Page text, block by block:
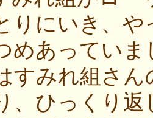
りにいき、
めあっていま
すみれ組さ
、ひっくり